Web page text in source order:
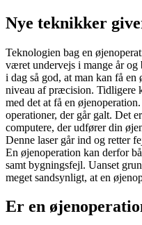
Nye teknikker
Teknologien bag en
været undervejs i mange år
i dag så god, at man kan få
niveau af præcision. Tidligere
med det at få en
operationer, der går galt. Det
computere, der udfører din
Denne laser går ind og retter
En øjenoperation kan derfor
samt bygningsfejl. Uanset
meget sandsynligt, at en
Er en